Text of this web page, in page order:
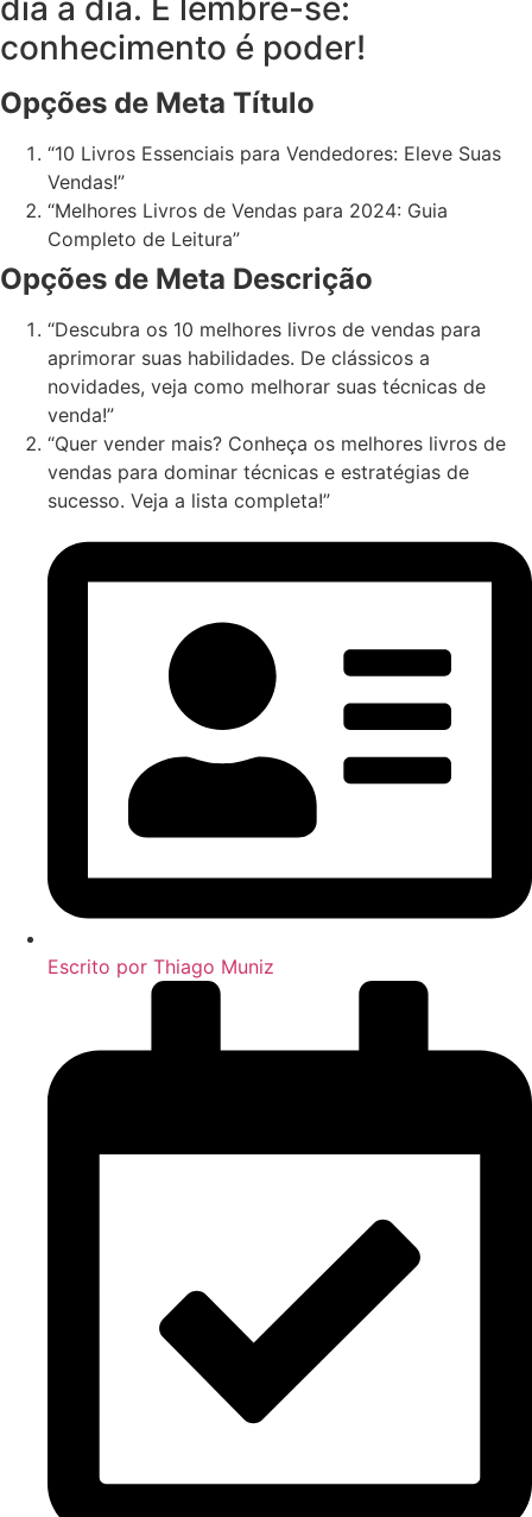
conhecimento é poder!
Opções de Meta Título
“10 Livros Essenciais para Vendedores: Eleve Suas
Vendas!”
“Melhores Livros de Vendas para 2024: Guia
Completo de Leitura”
Opções de Meta Descrição
“Descubra os 10 melhores livros de vendas para
aprimorar suas habilidades. De clássicos a
novidades, veja como melhorar suas técnicas de
venda!”
“Quer vender mais? Conheça os melhores livros de
vendas para dominar técnicas e estratégias de
sucesso. Veja a lista completa!”
Escrito por Thiago Muniz